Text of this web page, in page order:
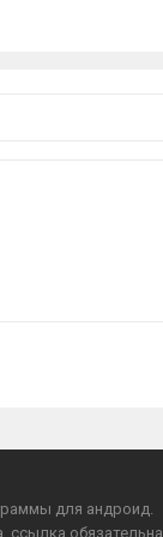
для андроид.
ссылка